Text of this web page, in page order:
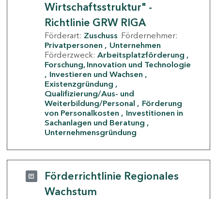
Wirtschaftsstruktur" -
Richtlinie GRW RIGA
Förderart: Zuschuss Fördernehmer:
Privatpersonen
Unternehmen
Förderzweck: Arbeitsplatzförderung
Forschung, Innovation und Technologie
Investieren und Wachsen
Existenzgründung
Qualifizierung/Aus- und
Weiterbildung/Personal
Förderung
von Personalkosten
Investitionen in
Sachanlagen und Beratung
Unternehmensgründung
Förderrichtlinie Regionales
Wachstum